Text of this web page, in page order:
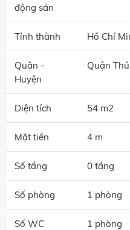
động sản
Tỉnh thành Hồ Chí
Quận -
Huyện
Quận
Diện tích 54 m2
Mặt tiền 4 m
Số tầng 0 tầng
Số phòng 1 phòng
Số WC 1 phòng